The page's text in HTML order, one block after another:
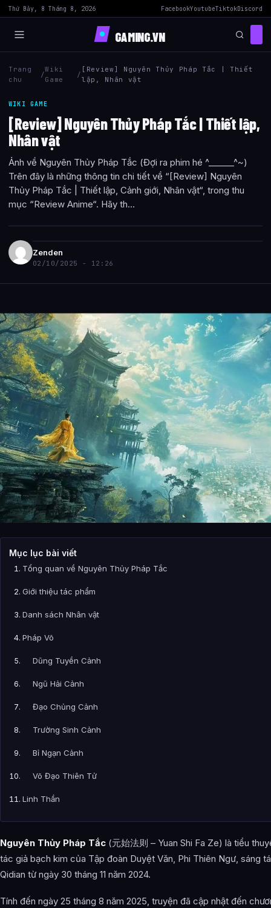
Thứ Bảy, 8 Tháng 8, 2026 FacebookYoutubeTiktokDiscord
GAMING.VN
Trang
chu
/
Wiki
Game
/
[Review] Nguyên Thủy Pháp Tắc | Thiết
lập, Nhân vật
WIKI GAME
[Review] Nguyên Thủy Pháp Tắc | Thiết lập,
Nhân vật
Ảnh về Nguyên Thủy Pháp Tắc (Đợi ra phim hé ^______^~)
Trên đây là những thông tin chi tiết về “[Review] Nguyên
Thủy Pháp Tắc | Thiết lập, Cảnh giới, Nhân vật“, trong thu
mục “Review Anime“. Hãy th...
Zenden
02/10/2025 - 12:26
Mục lục bài viết
Tổng quan về Nguyên Thủy Pháp Tắc
Giới thiệu tác phẩm
Danh sách Nhân vật
Pháp Võ
Dũng Tuyền Cảnh
Ngũ Hải Cảnh
Đạo Chủng Cảnh
Trường Sinh Cảnh
Bỉ Ngạn Cảnh
Võ Đạo Thiên Tử
Linh Thần
Ngự Trùng Sĩ
Phương Thốn Niệm Sư
Nguyên Thủy Pháp Tắc (元始法则 – Yuan Shi Fa Ze) là tiểu
tác giả bạch kim của Tập đoàn Duyệt Văn, Phi Thiên Ngư, sáng
Qidian từ ngày 30 tháng 11 năm 2024.
Tính đến ngày 25 tháng 8 năm 2025, truyện đã cập nhật đến